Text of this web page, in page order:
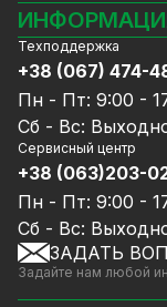
Камеры
Комплекты
СКУД
Источники
Сетевое
Ноутбуки и
Аксессуары
Акции
Уцененный
GreenVision
Блог
Доставка и
Гарантия и
Политика
Договор
Услуги
Калькулятор
Техподдержка
+38 (067) 474-
Пн - Пт: 9:00 -
Сб - Вс:
Сервисный центр
+38 (063)203-
Пн - Пт: 9:00 -
Сб - Вс:
ЗАДАТЬ
Задайте нам любой